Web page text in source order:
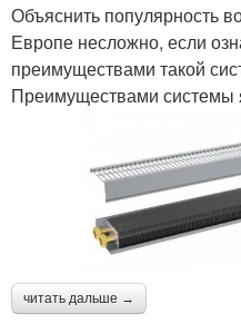
Объяснить популярность
Европе несложно, если
преимуществами такой
Преимуществами системы
читать дальше →